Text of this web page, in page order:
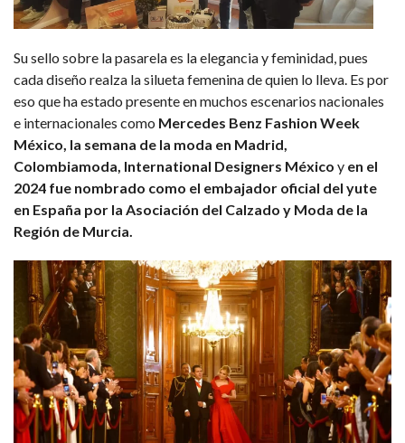
Su sello sobre la pasarela es la elegancia y feminidad, pues
cada diseño realza la silueta femenina de quien lo lleva. Es por
eso que ha estado presente en muchos escenarios nacionales
e internacionales como Mercedes Benz Fashion Week
México, la semana de la moda en Madrid,
Colombiamoda, International Designers México y en el
2024 fue nombrado como el embajador oficial del yute
en España por la Asociación del Calzado y Moda de la
Región de Murcia.